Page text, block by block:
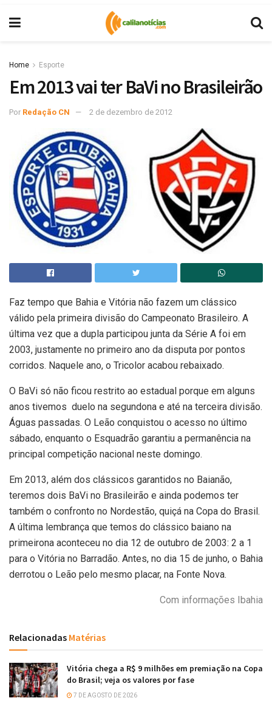
Home Esporte
Em 2013 vai ter BaVi no Brasileirão
Por Redação CN 2 de dezembro de 2012
Faz tempo que Bahia e Vitória não fazem um clássico
válido pela primeira divisão do Campeonato Brasileiro. A
última vez que a dupla participou junta da Série A foi em
2003, justamente no primeiro ano da disputa por pontos
corridos. Naquele ano, o Tricolor acabou rebaixado.
O BaVi só não ficou restrito ao estadual porque em alguns
anos tivemos duelo na segundona e até na terceira divisão.
Águas passadas. O Leão conquistou o acesso no último
sábado, enquanto o Esquadrão garantiu a permanência na
principal competição nacional neste domingo.
Em 2013, além dos clássicos garantidos no Baianão,
teremos dois BaVi no Brasileirão e ainda podemos ter
também o confronto no Nordestão, quiçá na Copa do Brasil.
A última lembrança que temos do clássico baiano na
primeirona aconteceu no dia 12 de outubro de 2003: 2 a 1
para o Vitória no Barradão. Antes, no dia 15 de junho, o Bahia
derrotou o Leão pelo mesmo placar, na Fonte Nova.
Com informações Ibahia
Relacionadas Matérias
Vitória chega a R$ 9 milhões em premiação na Copa
do Brasil; veja os valores por fase
7 DE AGOSTO DE 2026